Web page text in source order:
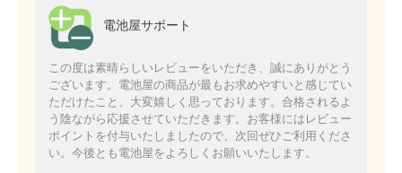
電池屋サポート
この度は素晴らしいレビューをいただき、誠にありがとう
ございます。電池屋の商品が最もお求めやすいと感じてい
ただけたこと、大変嬉しく思っております。合格されるよ
う陰ながら応援させていただきます。お客様にはレビュー
ポイントを付与いたしましたので、次回ぜひご利用くださ
い。今後とも電池屋をよろしくお願いいたします。